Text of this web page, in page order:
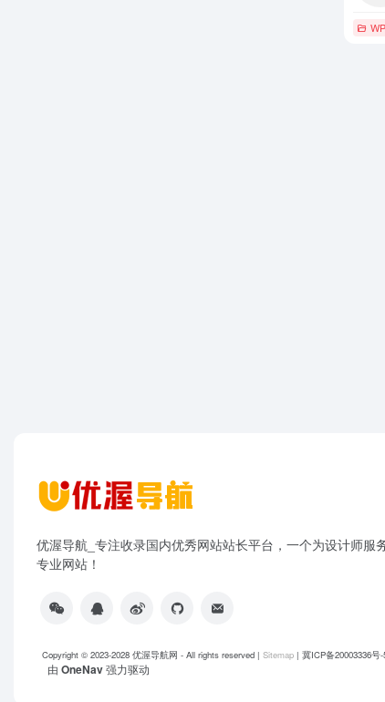
优渥导航_专注收录国内优秀网站站长平台，一个为设计师服
专业网站！
Copyright © 2023-2028 优渥导航网 - All rights reserved | Sitemap | 冀ICP备20003336号-
由 OneNav强力驱动